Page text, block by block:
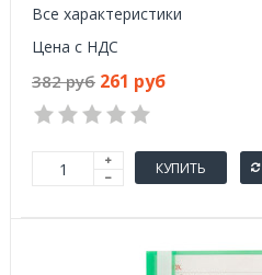
Все характеристики
Цена с НДС
382 руб 261 руб
КУПИТЬ